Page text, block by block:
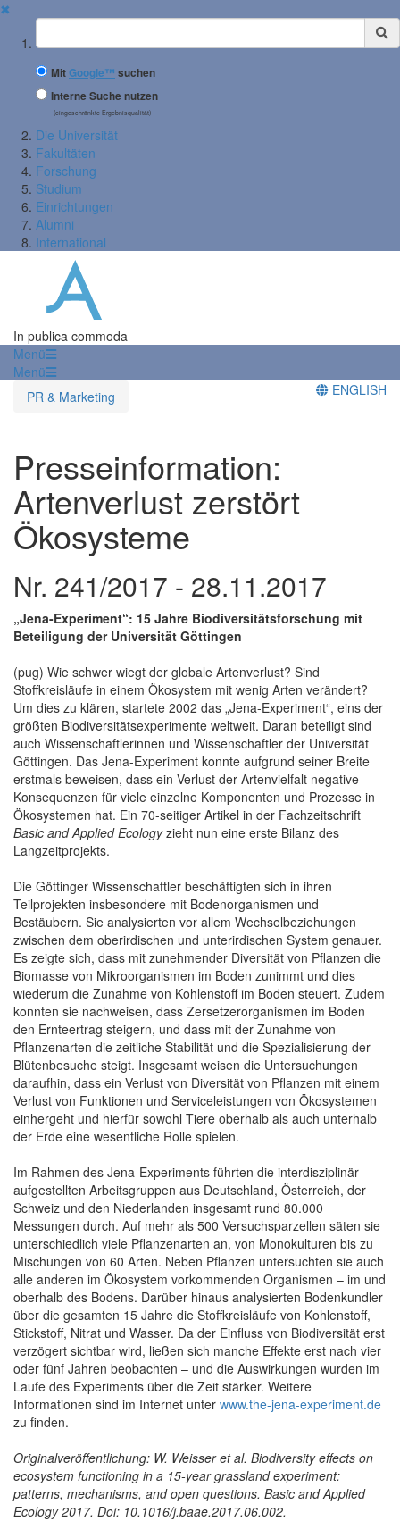
✖
Suchbegriff
MitGoogle™ suchen
Interne Suche nutzen
(eingeschränkte Ergebnisqualität)
Die Universität
Fakultäten
Forschung
Studium
Einrichtungen
Alumni
International
In publica commoda
Menü
Menü
PR & Marketing
ENGLISH
Presseinformation:
Artenverlust zerstört
Ökosysteme
Nr. 241/2017 - 28.11.2017
„Jena-Experiment“: 15 Jahre Biodiversitätsforschung mit
Beteiligung der Universität Göttingen
(pug) Wie schwer wiegt der globale Artenverlust? Sind
Stoffkreisläufe in einem Ökosystem mit wenig Arten verändert?
Um dies zu klären, startete 2002 das „Jena-Experiment“, eins der
größten Biodiversitätsexperimente weltweit. Daran beteiligt sind
auch Wissenschaftlerinnen und Wissenschaftler der Universität
Göttingen. Das Jena-Experiment konnte aufgrund seiner Breite
erstmals beweisen, dass ein Verlust der Artenvielfalt negative
Konsequenzen für viele einzelne Komponenten und Prozesse in
Ökosystemen hat. Ein 70-seitiger Artikel in der Fachzeitschrift
Basic and Applied Ecologyzieht nun eine erste Bilanz des
Langzeitprojekts.
Die Göttinger Wissenschaftler beschäftigten sich in ihren
Teilprojekten insbesondere mit Bodenorganismen und
Bestäubern. Sie analysierten vor allem Wechselbeziehungen
zwischen dem oberirdischen und unterirdischen System genauer.
Es zeigte sich, dass mit zunehmender Diversität von Pflanzen die
Biomasse von Mikroorganismen im Boden zunimmt und dies
wiederum die Zunahme von Kohlenstoff im Boden steuert. Zudem
konnten sie nachweisen, dass Zersetzerorganismen im Boden
den Ernteertrag steigern, und dass mit der Zunahme von
Pflanzenarten die zeitliche Stabilität und die Spezialisierung der
Blütenbesuche steigt. Insgesamt weisen die Untersuchungen
daraufhin, dass ein Verlust von Diversität von Pflanzen mit einem
Verlust von Funktionen und Serviceleistungen von Ökosystemen
einhergeht und hierfür sowohl Tiere oberhalb als auch unterhalb
der Erde eine wesentliche Rolle spielen.
Im Rahmen des Jena-Experiments führten die interdisziplinär
aufgestellten Arbeitsgruppen aus Deutschland, Österreich, der
Schweiz und den Niederlanden insgesamt rund 80.000
Messungen durch. Auf mehr als 500 Versuchsparzellen säten sie
unterschiedlich viele Pflanzenarten an, von Monokulturen bis zu
Mischungen von 60 Arten. Neben Pflanzen untersuchten sie auch
alle anderen im Ökosystem vorkommenden Organismen – im und
oberhalb des Bodens. Darüber hinaus analysierten Bodenkundler
über die gesamten 15 Jahre die Stoffkreisläufe von Kohlenstoff,
Stickstoff, Nitrat und Wasser. Da der Einfluss von Biodiversität erst
verzögert sichtbar wird, ließen sich manche Effekte erst nach vier
oder fünf Jahren beobachten – und die Auswirkungen wurden im
Laufe des Experiments über die Zeit stärker. Weitere
Informationen sind im Internet unter www.the-jena-experiment.de
zu finden.
Originalveröffentlichung: W. Weisser et al. Biodiversity effects on
ecosystem functioning in a 15-year grassland experiment:
patterns, mechanisms, and open questions. Basic and Applied
Ecology 2017. Doi: 10.1016/j.baae.2017.06.002.